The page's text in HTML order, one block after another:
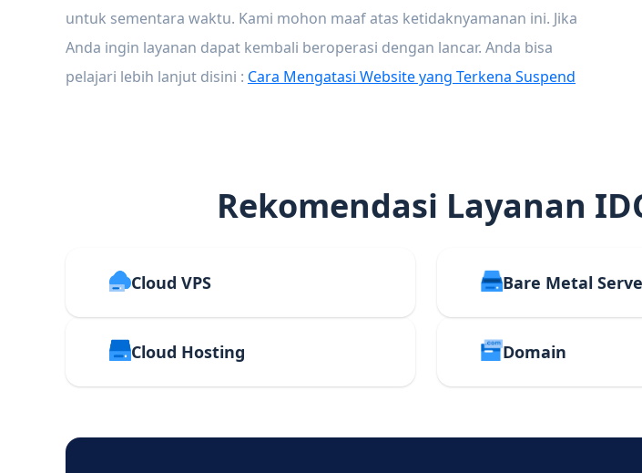
untuk sementara waktu. Kami mohon maaf atas ketidaknyamanan ini. Jika
Anda ingin layanan dapat kembali beroperasi dengan lancar. Anda bisa
pelajari lebih lanjut disini : Cara Mengatasi Website yang Terkena Suspend
Rekomendasi Layanan
Cloud VPS Bare Metal
Cloud Hosting Domain